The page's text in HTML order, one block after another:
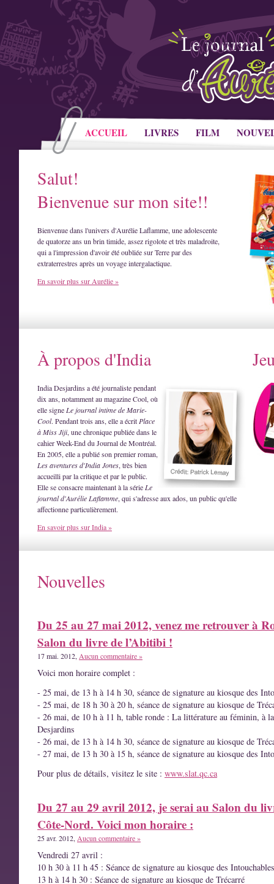
ACCUEIL LIVRES FILM
Salut!
Bienvenue sur mon site!!
Bienvenue dans l'univers d'Aurélie Laflamme, une adolescente
de quatorze ans un brin timide, assez rigolote et très maladroite,
qui a l'impression d'avoir été oubliée sur Terre par des
extraterrestres après un voyage intergalactique.
En savoir plus sur Aurélie »
À propos d'India
India Desjardins a été journaliste pendant
dix ans, notamment au magazine Cool, où
elle signe Le journal intime de Marie-
Cool. Pendant trois ans, elle a écrit Place
à Miss Jiji, une chronique publiée dans le
cahier Week-End du Journal de Montréal.
En 2005, elle a publié son premier roman,
Les aventures d'India Jones, très bien
accueilli par la critique et par le public.
Elle se consacre maintenant à la série Le
journal d'Aurélie Laflamme, qui s'adresse aux ados, un public qu'elle
affectionne particulièrement.
En savoir plus sur India »
Nouvelles
Du 25 au 27 mai 2012, venez me retrouver à
Salon du livre de l’Abitibi !
17 mai. 2012, Aucun commentaire »
Voici mon horaire complet :
- 25 mai, de 13 h à 14 h 30, séance de signature au kiosque des
- 25 mai, de 18 h 30 à 20 h, séance de signature au kiosque de
- 26 mai, de 10 h à 11 h, table ronde : La littérature au féminin, à
Desjardins
- 26 mai, de 13 h à 14 h 30, séance de signature au kiosque de
- 27 mai, de 13 h 30 à 15 h, séance de signature au kiosque des
Pour plus de détails, visitez le site : www.slat.qc.ca
Du 27 au 29 avril 2012, je serai au Salon du
Côte-Nord. Voici mon horaire :
25 avr. 2012, Aucun commentaire »
Vendredi 27 avril :
10 h 30 à 11 h 45 : Séance de signature au kiosque des Intouchables
13 h à 14 h 30 : Séance de signature au kiosque de Trécarré